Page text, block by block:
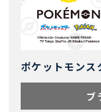
ポケットモンス
ブ